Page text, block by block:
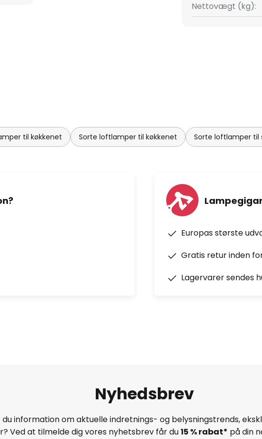
Nettovægt (kg):
til køkkenet Sorte loftlamper til køkkenet Sorte loftlamper til
Europas største
Gratis retur inden
Lagervarer sendes
Nyhedsbrev
information om aktuelle indretnings- og belysningstrends,
Ved at tilmelde dig vores nyhetsbrev får du15 % rabat* på din